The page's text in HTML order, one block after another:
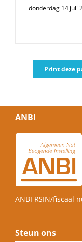
donderdag 14 juli
Print deze
ANBI
ANBI RSIN/fiscaal
Steun ons